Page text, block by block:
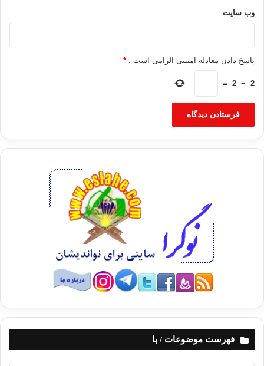
وب‌ سایت
پاسخ دادن معادله امنیتی الزامی است . *
2
−
2
=
فهرست موضوعات / با